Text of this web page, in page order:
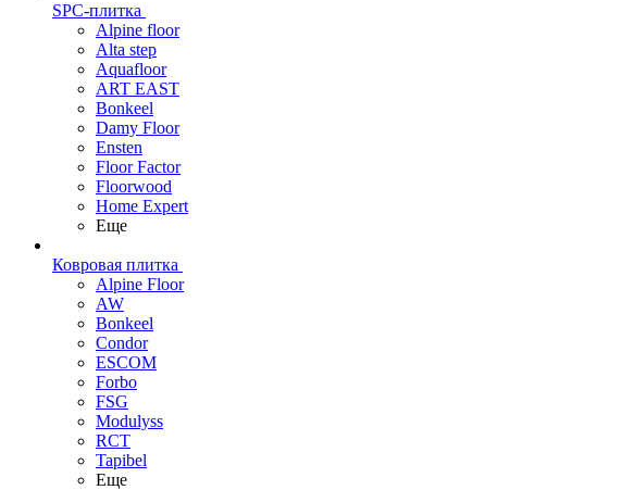
SPC-плитка
Alpine floor
Alta step
Aquafloor
ART EAST
Bonkeel
Damy Floor
Ensten
Floor Factor
Floorwood
Home Expert
Еще
Ковровая плитка
Alpine Floor
AW
Bonkeel
Condor
ESCOM
Forbo
FSG
Modulyss
RCT
Tapibel
Еще